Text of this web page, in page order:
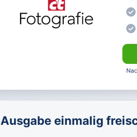
Ausgabe einmalig